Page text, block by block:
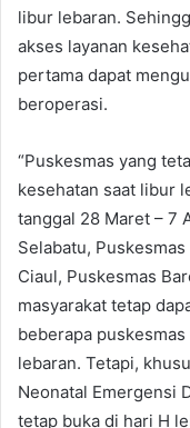
libur lebaran.
akses layanan
pertama dapat
beroperasi.
“Puskesmas yang
kesehatan saat libur
tanggal 28 Maret – 7
Selabatu,
Ciaul, Puskesmas
masyarakat tetap
beberapa
lebaran. Tetapi,
Neonatal Emergensi
tetap buka di hari H